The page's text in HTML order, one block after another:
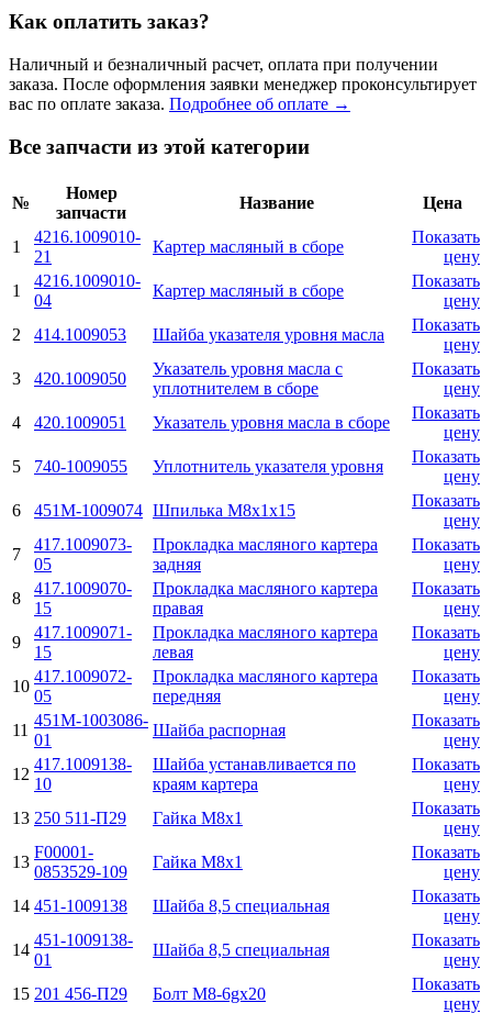
Как оплатить заказ?
Наличный и безналичный расчет, оплата при получении
заказа. После оформления заявки менеджер проконсультирует
вас по оплате заказа. Подробнее об оплате →
Все запчасти из этой категории
№
Номер
запчасти
Название Цена
1
4216.1009010-
21
Картер масляный в сборе
Показать
цену
1
4216.1009010-
04
Картер масляный в сборе
Показать
цену
2
414.1009053 Шайба указателя уровня масла
Показать
цену
3
420.1009050
Указатель уровня масла с
уплотнителем в сборе
Показать
цену
4
420.1009051 Указатель уровня масла в сборе
Показать
цену
5
740-1009055 Уплотнитель указателя уровня
Показать
цену
6
451М-1009074 Шпилька М8х1х15
Показать
цену
7
417.1009073-
05
Прокладка масляного картера
задняя
Показать
цену
8
417.1009070-
15
Прокладка масляного картера
правая
Показать
цену
9
417.1009071-
15
Прокладка масляного картера
левая
Показать
цену
10
417.1009072-
05
Прокладка масляного картера
передняя
Показать
цену
11
451М-1003086-
01
Шайба распорная
Показать
цену
12
417.1009138-
10
Шайба устанавливается по
краям картера
Показать
цену
13 250 511-П29 Гайка М8х1
Показать
цену
13
F00001-
0853529-109
Гайка М8х1
Показать
цену
14 451-1009138 Шайба 8,5 специальная
Показать
цену
14
451-1009138-
01
Шайба 8,5 специальная
Показать
цену
15 201 456-П29 Болт М8-6gx20
Показать
цену